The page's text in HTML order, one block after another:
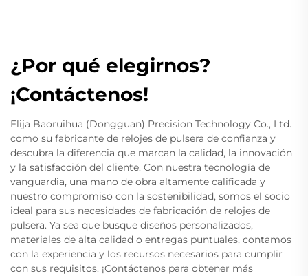
¿Por qué elegirnos?
¡Contáctenos!
Elija Baoruihua (Dongguan) Precision Technology Co., Ltd.
como su fabricante de relojes de pulsera de confianza y
descubra la diferencia que marcan la calidad, la innovación
y la satisfacción del cliente. Con nuestra tecnología de
vanguardia, una mano de obra altamente calificada y
nuestro compromiso con la sostenibilidad, somos el socio
ideal para sus necesidades de fabricación de relojes de
pulsera. Ya sea que busque diseños personalizados,
materiales de alta calidad o entregas puntuales, contamos
con la experiencia y los recursos necesarios para cumplir
con sus requisitos. ¡Contáctenos para obtener más